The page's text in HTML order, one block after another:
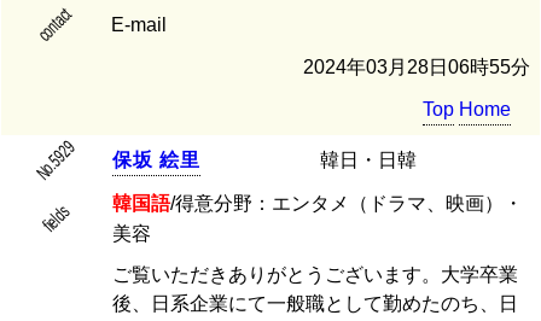
contact E-mail
2024年03月28日06時55分
Top Home
No.5929 保坂 絵里 韓日・日韓
fields 韓国語/得意分野：エンタメ（ドラマ、映画）・
美容
ご覧いただきありがとうございます。大学卒業
後、日系企業にて一般職として勤めたのち、日